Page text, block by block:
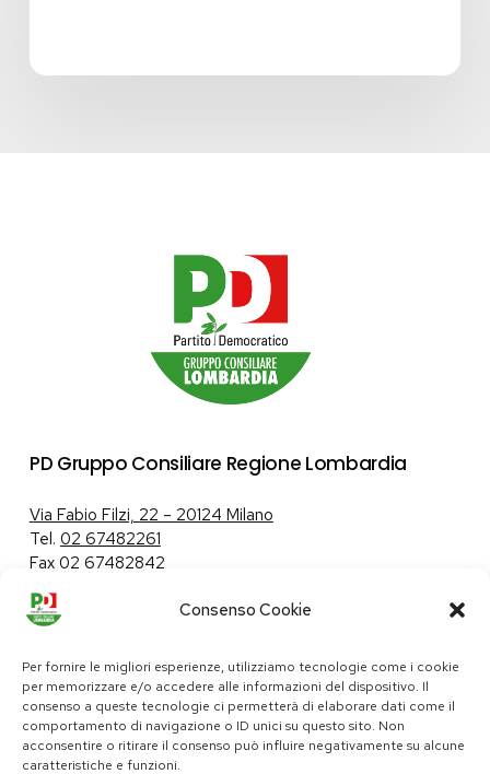
Consenso Cookie
Per fornire le migliori esperienze, utilizziamo tecnologie come i cookie
per memorizzare e/o accedere alle informazioni del dispositivo. Il
consenso a queste tecnologie ci permetterà di elaborare dati come il
comportamento di navigazione o ID unici su questo sito. Non
acconsentire o ritirare il consenso può influire negativamente su alcune
caratteristiche e funzioni.
PD Gruppo Consiliare Regione Lombardia
Via Fabio Filzi, 22 – 20124 Milano
Tel. 02 67482261
Fax 02 67482842
Tutela dei dati personali|Politica sui cookie
pd@consiglio.regione.lombardia.it
ufficiostampa.pd@consiglio.regione.lombardia.it